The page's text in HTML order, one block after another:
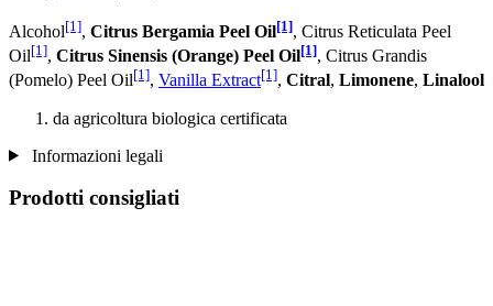
Alcohol[1], Citrus Bergamia Peel Oil[1], Citrus Reticulata Peel
Oil[1], Citrus Sinensis (Orange) Peel Oil[1], Citrus Grandis
(Pomelo) Peel Oil[1], Vanilla Extract[1], Citral, Limonene, Linalool
da agricoltura biologica certificata
Informazioni legali
Prodotti consigliati